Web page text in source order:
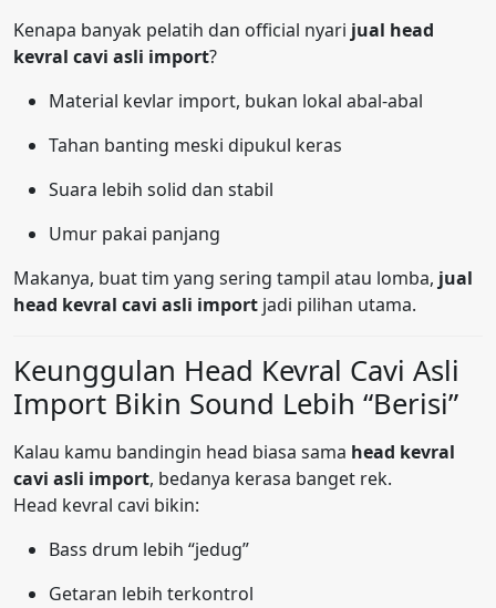
Kenapa banyak pelatih dan official nyari jual head
kevral cavi asli import?
Material kevlar import, bukan lokal abal-abal
Tahan banting meski dipukul keras
Suara lebih solid dan stabil
Umur pakai panjang
Makanya, buat tim yang sering tampil atau lomba, jual
head kevral cavi asli import jadi pilihan utama.
Keunggulan Head Kevral Cavi Asli
Import Bikin Sound Lebih “Berisi”
Kalau kamu bandingin head biasa sama head kevral
cavi asli import, bedanya kerasa banget rek.
Head kevral cavi bikin:
Bass drum lebih “jedug”
Getaran lebih terkontrol